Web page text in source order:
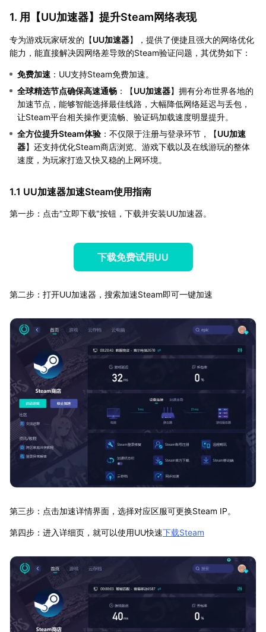
1. 用【UU加速器】提升Steam网络表现
专为游戏玩家研发的【UU加速器】，提供了便捷且强大的网络优化
能力，能直接解决因网络差导致的Steam验证问题，其优势如下：
免费加速 ：UU支持Steam免费加速。
全球精选节点确保高速通畅 ：【UU加速器】拥有分布世界各地的
加速节点，能够智能选择最佳线路，大幅降低网络延迟与丢包，
让Steam平台相关操作更流畅、验证码加载速度明显提升。
全方位提升Steam体验 ：不仅限于注册与登录环节，【UU加速
器】还支持优化Steam商店浏览、游戏下载以及在线游玩的整体
速度，为玩家打造又快又稳的上网环境。
1.1 UU加速器加速Steam使用指南
第一步：点击"立即下载"按钮，下载并安装UU加速器。
下载免费试用UU
第二步：打开UU加速器，搜索加速Steam即可一键加速
第三步：点击加速详情界面，选择对应区服可更换Steam IP。
第四步：进入详细页，就可以使用UU快速下载Steam